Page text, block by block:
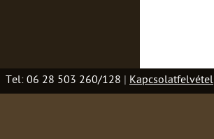
Tel: 06 28 503 260/128 Kapcsolatfelvétel